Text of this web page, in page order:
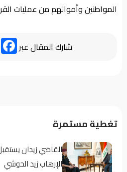
المواطنين وأموالهم من عمليات
شارك المقال عبر
تغطية مستمرة
القاضي زيدان
الإرهاب زيد الحوشي